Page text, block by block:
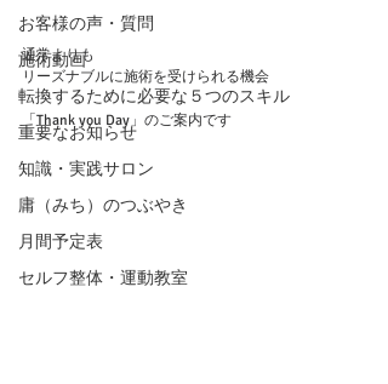
お客様の声・質問
施術動画
転換するために必要な５つのスキル
重要なお知らせ
知識・実践サロン
庸（みち）のつぶやき
月間予定表
セルフ整体・運動教室
通常よりも
リーズナブルに施術を受けられる機会
「Thank you Day」のご案内です